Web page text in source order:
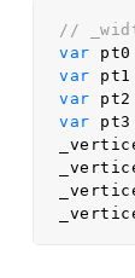
// _width
var
var
var
var